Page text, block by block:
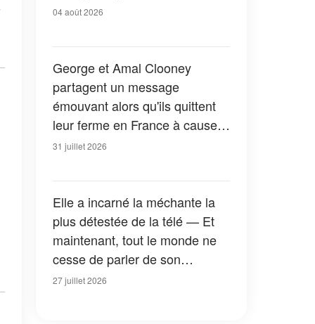
04 août 2026
George et Amal Clooney
partagent un message
émouvant alors qu'ils quittent
leur ferme en France à cause
des feux de forêt — Tous les
31 juillet 2026
Elle a incarné la méchante la
plus détestée de la télé — Et
maintenant, tout le monde ne
cesse de parler de son
apparition dans la nouvelle
27 juillet 2026